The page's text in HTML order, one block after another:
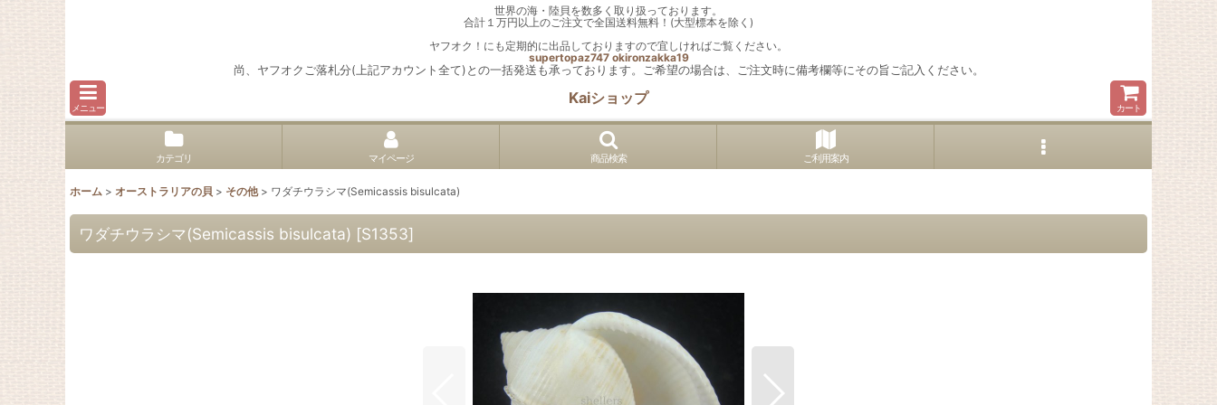
世界の海・陸貝を数多く取り扱っております。
合計１万円以上のご注文で全国送料無料！(大型標本を除く)
ヤフオク！にも定期的に出品しておりますので宜しければご覧ください。
supertopaz747 okironzakka19
尚、ヤフオクご落札分(上記アカウント全て)との一括発送も承っております。ご希望の場合は、ご注文時に備考欄等にその旨ご記入ください。
メニュー
Kaiショップ
カート
カテゴリ マイページ 商品検索 ご利用案内
ホーム > オーストラリアの貝 > その他 > ワダチウラシマ(Semicassis bisulcata)
ワダチウラシマ(Semicassis bisulcata) [S1353]